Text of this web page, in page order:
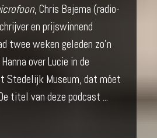
, Chris Bajema (radio-
en prijswinnend
twee weken geleden zo’n
over Lucie in de
Stedelijk Museum, dat móet
titel van deze podcast ...